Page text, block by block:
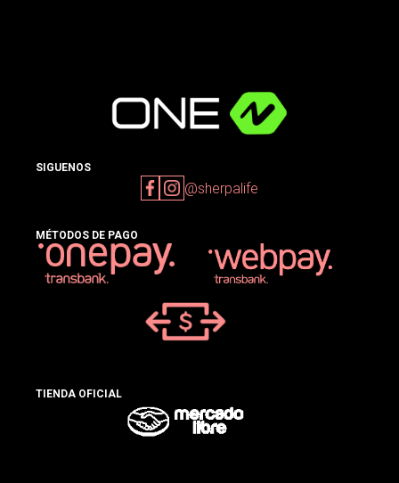
SIGUENOS
@sherpalife
MÉTODOS DE PAGO
TIENDA OFICIAL